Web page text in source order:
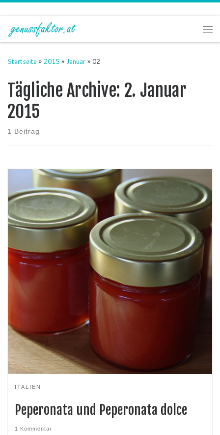
Zum Inhalt springen
Startseite » 2015 » Januar » 02
Tägliche Archive: 2. Januar
2015
1 Beitrag
ITALIEN
Peperonata und Peperonata dolce
1 Kommentar